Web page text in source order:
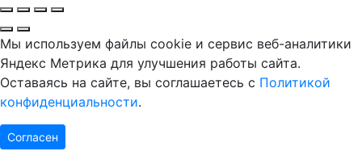
Мы используем файлы cookie и сервис веб-аналитики
Яндекс Метрика для улучшения работы сайта.
Оставаясь на сайте, вы соглашаетесь с Политикой
конфиденциальности.
Согласен